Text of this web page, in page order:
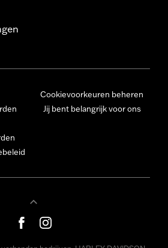
Cookievoorkeuren beheren
Jij bent belangrijk voor ons